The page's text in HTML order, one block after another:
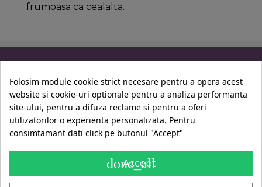
frumoasa ca cealalta.
Contul Tau
Contact
Folosim module cookie strict necesare pentru a opera acest
website si cookie-uri optionale pentru a analiza performanta
site-ului, pentru a difuza reclame si pentru a oferi
utilizatorilor o experienta personalizata. Pentru
consimtamant dati click pe butonul "Accept"
done_all
Accept